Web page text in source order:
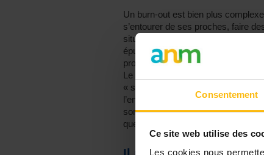
Consentement
Ce site web utilise des
Les cookies nous
Un burn-out est bien plus
s’entourer de ses proches, faire
situation un peu plus longtemps,
épuisement professionnel profond
prolongée à des facteurs de stress
Le burn-out comporte de multiples
« simple » fatigue ou lassitude. De
l’environnement professionnel, le
sommes pas tous égaux face au
que d’autres.